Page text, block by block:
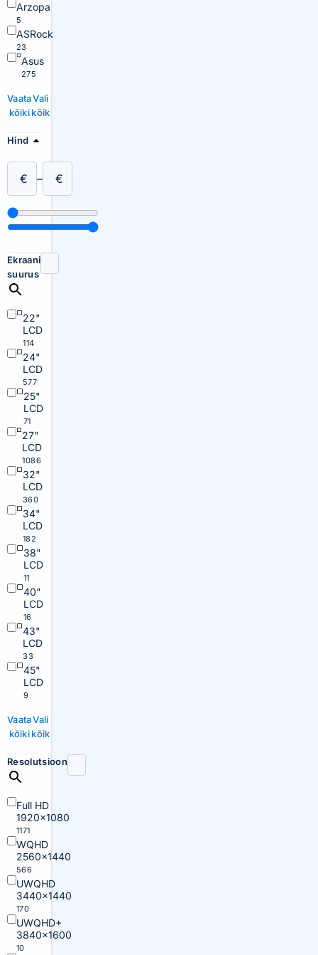
Arzopa
5
ASRock
23
Asus
275
Vaata
kõiki
Vali
kõik
Hind
€ – €
Ekraani
suurus
22"
LCD
114
24"
LCD
577
25"
LCD
71
27"
LCD
1086
32"
LCD
360
34"
LCD
182
38"
LCD
11
40"
LCD
16
43"
LCD
33
45"
LCD
9
Vaata
kõiki
Vali
kõik
Resolutsioon
Full HD
1920×1080
1171
WQHD
2560×1440
566
UWQHD
3440×1440
170
UWQHD+
3840×1600
10